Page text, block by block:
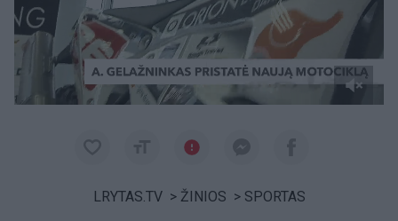
LRYTAS.TV > ŽINIOS > SPORTAS